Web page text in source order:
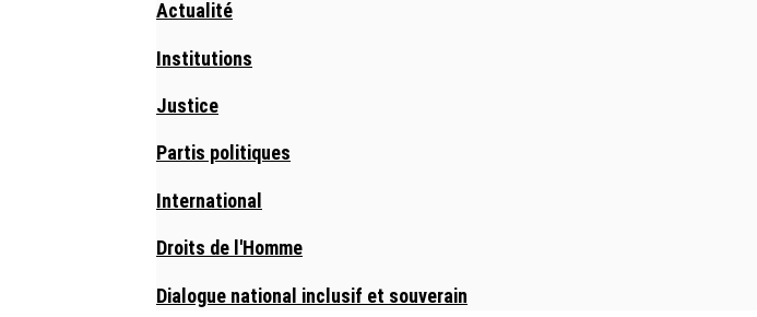
Actualité
Institutions
Justice
Partis politiques
International
Droits de l'Homme
Dialogue national inclusif et souverain